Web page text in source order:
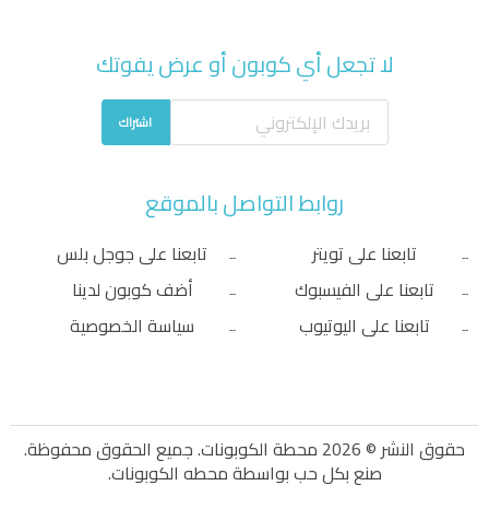
لا تجعل أي كوبون أو عرض يفوتك
اشتراك
روابط التواصل بالموقع
تابعنا على تويتر
تابعنا على الفيسبوك
تابعنا على اليوتيوب
تابعنا على جوجل بلس
أضف كوبون لدينا
سياسة الخصوصية
حقوق النشر © 2026 محطة الكوبونات. جميع الحقوق محفوظة.
صنع بكل حب بواسطةمحطه الكوبونات.